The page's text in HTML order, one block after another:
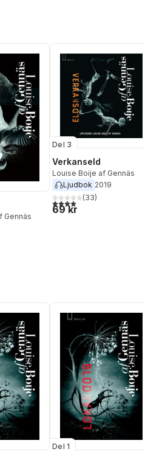
Gennäs
Totalt antal röster:
Del 3
Verkanseld
Louise Boije af Gennäs
Ljudbok 2019
4,0utav 5 stjärnor. Totalt
(33)
69 kr
Del 1